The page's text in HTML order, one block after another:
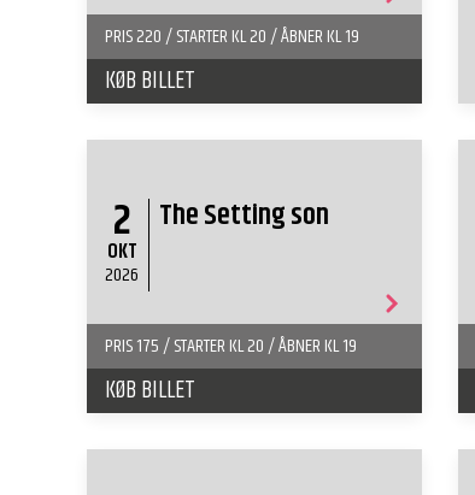
PRIS 220 / STARTER KL 20 / ÅBNER KL 19
KØB BILLET
2
OKT
2026
The Setting son
PRIS 175 / STARTER KL 20 / ÅBNER KL 19
KØB BILLET